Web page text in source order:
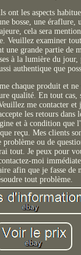
ont les aspects
bosse, une éraflure,
cela sera
Veuillez examiner
une grande partie de
à la lumière du
authentique que
chaque produit et ne
qualité. En tout cas,
me contacter
les retours dans
et à condition que
reçu. Mes clients
ou de
tout. Je peux pour
moi
afin que je fasse de
tout problème.